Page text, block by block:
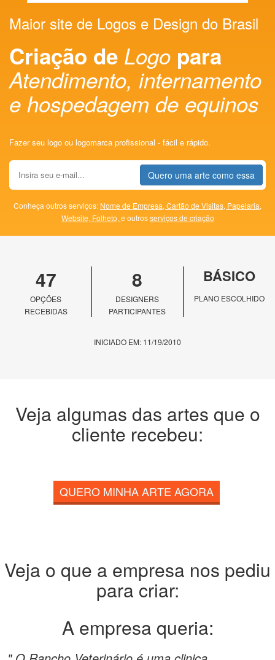
Maior site de Logos e Design do Brasil
Criação de Logo para
Atendimento, internamento
e hospedagem de equinos
Fazer seu logo ou logomarca profissional - fácil e rápido.
Quero uma arte como essa
Conheça outros serviços: Nome de Empresa, Cartão de Visitas, Papelaria,
Website, Folheto, e outrosserviços de criação
47
OPÇÕES
RECEBIDAS
8
DESIGNERS
PARTICIPANTES
BÁSICO
PLANO ESCOLHIDO
INICIADO EM: 11/19/2010
Veja algumas das artes que o
cliente recebeu:
QUERO MINHA ARTE AGORA
Veja o que a empresa nos pediu
para criar:
A empresa queria: